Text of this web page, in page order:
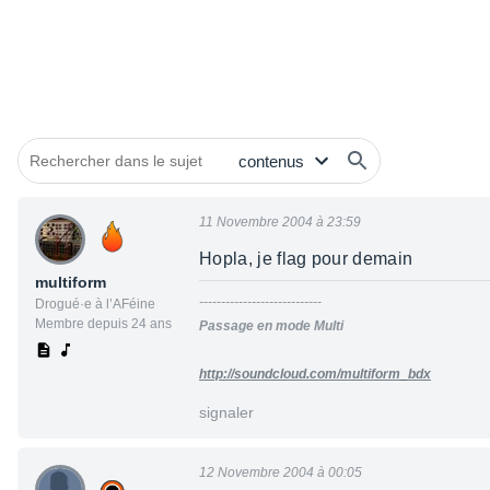
multiform
Drogué·e à l’AFéine
Membre depuis 24 ans
11 Novembre 2004 à 23:59
Hopla, je flag pour demain
----------------------------
Passage en mode Multi
http://soundcloud.com/multiform_bdx
signaler
12 Novembre 2004 à 00:05